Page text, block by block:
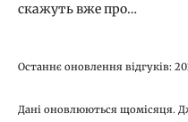
скажуть вже про…
Останнє оновлення відгуків:
Дані оновлюються щомісяця.